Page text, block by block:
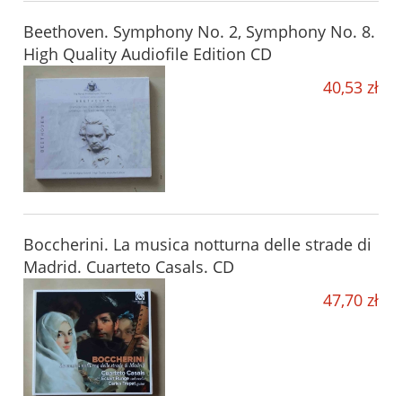
Beethoven. Symphony No. 2, Symphony No. 8.
High Quality Audiofile Edition CD
40,53 zł
Boccherini. La musica notturna delle strade di
Madrid. Cuarteto Casals. CD
47,70 zł